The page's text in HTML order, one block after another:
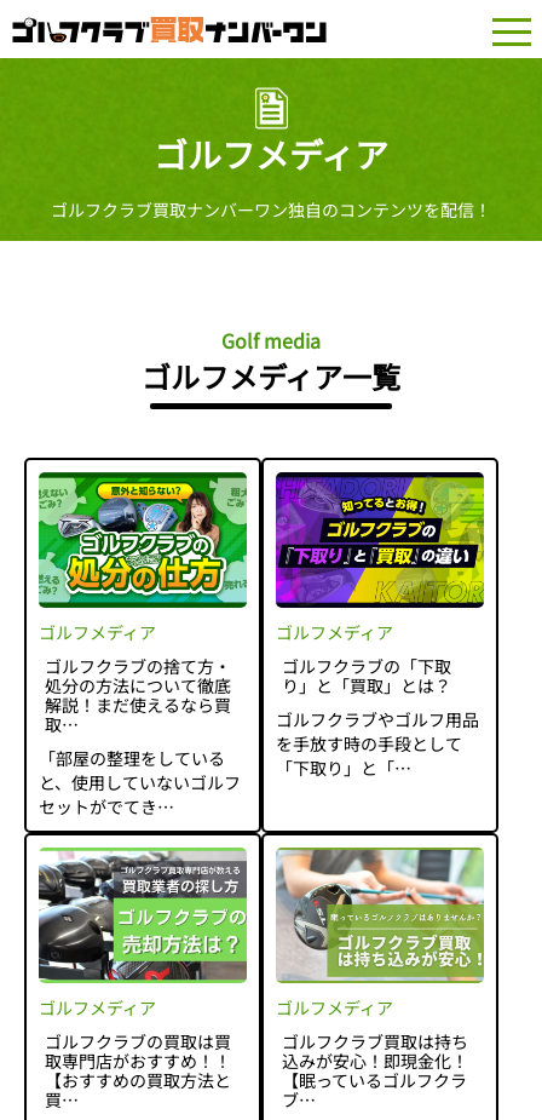
ゴルフメディア
ゴルフクラブ買取ナンバーワン独自のコンテンツを配信！
Golf media
ゴルフメディア一覧
ゴルフメディア
ゴルフクラブの捨て方・
処分の方法について徹底
解説！まだ使えるなら買
取…
「部屋の整理をしている
と、使用していないゴルフ
セットがでてき…
ゴルフメディア
ゴルフクラブの「下取
り」と「買取」とは？
ゴルフクラブやゴルフ用品
を手放す時の手段として
「下取り」と「…
ゴルフメディア
ゴルフクラブの買取は買
取専門店がおすすめ！！
【おすすめの買取方法と
買…
ゴルフメディア
ゴルフクラブ買取は持ち
込みが安心！即現金化！
【眠っているゴルフクラ
ブ…